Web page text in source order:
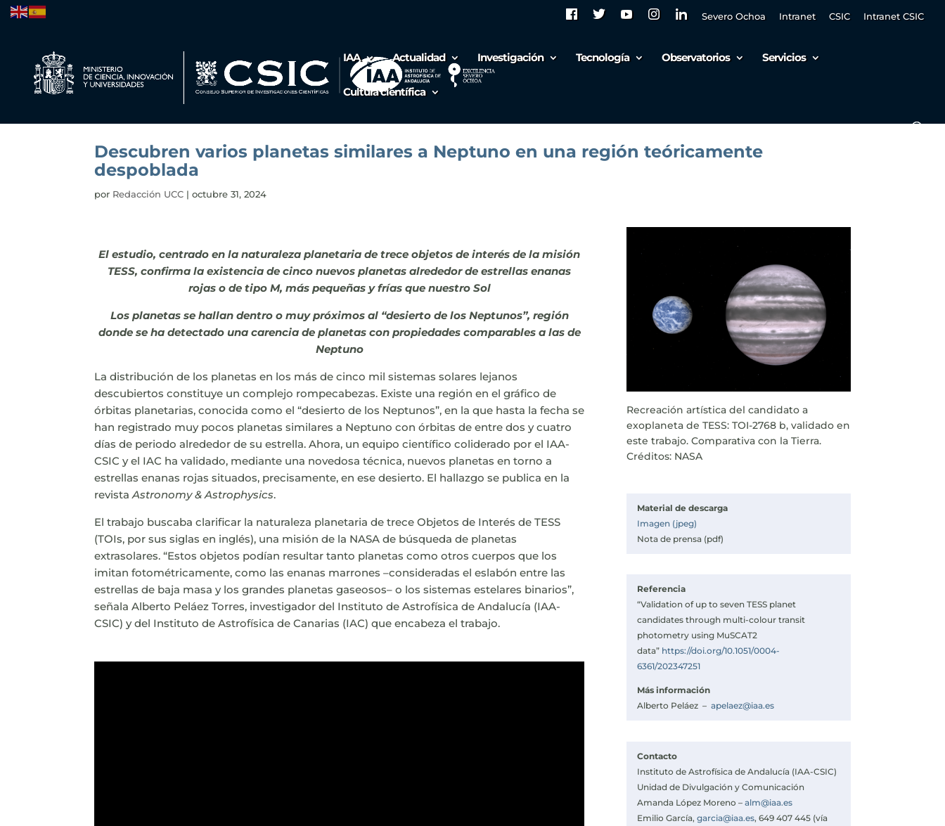
Severo Ochoa Intranet CSIC Intranet CSIC
IAA Actualidad Investigación Tecnología Observatorios Servicios
Cultura científica
Descubren varios planetas similares a Neptuno en una región teóricamente
despoblada
por Redacción UCC |octubre 31, 2024
El estudio, centrado en la naturaleza planetaria de trece objetos de interés de la misión
TESS, confirma la existencia de cinco nuevos planetas alrededor de estrellas enanas
rojas o de tipo M, más pequeñas y frías que nuestro Sol
Los planetas se hallan dentro o muy próximos al “desierto de los Neptunos”, región
donde se ha detectado una carencia de planetas con propiedades comparables a las de
Neptuno
La distribución de los planetas en los más de cinco mil sistemas solares lejanos
descubiertos constituye un complejo rompecabezas. Existe una región en el gráfico de
órbitas planetarias, conocida como el “desierto de los Neptunos”, en la que hasta la fecha se
han registrado muy pocos planetas similares a Neptuno con órbitas de entre dos y cuatro
días de periodo alrededor de su estrella. Ahora, un equipo científico coliderado por el IAA-
CSIC y el IAC ha validado, mediante una novedosa técnica, nuevos planetas en torno a
estrellas enanas rojas situados, precisamente, en ese desierto. El hallazgo se publica en la
revistaAstronomy & Astrophysics.
El trabajo buscaba clarificar la naturaleza planetaria de trece Objetos de Interés de TESS
(TOIs, por sus siglas en inglés), una misión de la NASA de búsqueda de planetas
extrasolares. “Estos objetos podían resultar tanto planetas como otros cuerpos que los
imitan fotométricamente, como las enanas marrones –consideradas el eslabón entre las
estrellas de baja masa y los grandes planetas gaseosos– o los sistemas estelares binarios”,
señala Alberto Peláez Torres, investigador del Instituto de Astrofísica de Andalucía (IAA-
CSIC) y del Instituto de Astrofísica de Canarias (IAC) que encabeza el trabajo.
Recreación artística del candidato a
exoplaneta de TESS: TOI-2768 b, validado en
este trabajo. Comparativa con la Tierra.
Créditos: NASA
Material de descarga
Imagen (jpeg)
Nota de prensa (pdf)
Referencia
“Validation of up to seven TESS planet
candidates through multi-colour transit
photometry using MuSCAT2
data” https://doi.org/10.1051/0004-
6361/202347251
Más información
Alberto Peláez – apelaez@iaa.es
Contacto
Instituto de Astrofísica de Andalucía (IAA-CSIC)
Unidad de Divulgación y Comunicación
Amanda López Moreno – alm@iaa.es
Emilio García, garcia@iaa.es, 649 407 445 (vía